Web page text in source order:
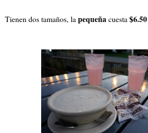
Tienen dos tamaños, lapequeñacuesta$6.50